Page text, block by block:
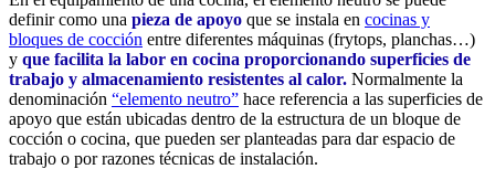
definir como una pieza de apoyo que se instala en cocinas y
bloques de cocción entre diferentes máquinas (frytops, planchas…)
y que facilita la labor en cocina proporcionando superficies de
trabajo y almacenamiento resistentes al calor. Normalmente la
denominación “elemento neutro” hace referencia a las superficies de
apoyo que están ubicadas dentro de la estructura de un bloque de
cocción o cocina, que pueden ser planteadas para dar espacio de
trabajo o por razones técnicas de instalación.